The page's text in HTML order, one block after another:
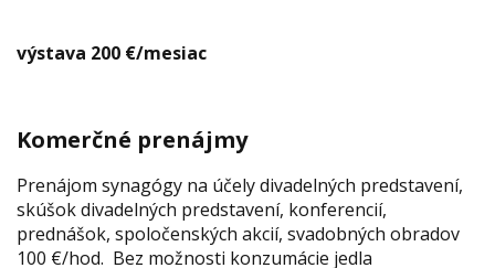
výstava 200 €/mesiac
Komerčné prenájmy
Prenájom synagógy na účely divadelných predstavení,
skúšok divadelných predstavení, konferencií,
prednášok, spoločenských akcií, svadobných obradov
100 €/hod. Bez možnosti konzumácie jedla